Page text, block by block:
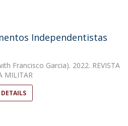
Independentistas
Francisco Garcia). 2022. REVISTA
MILITAR